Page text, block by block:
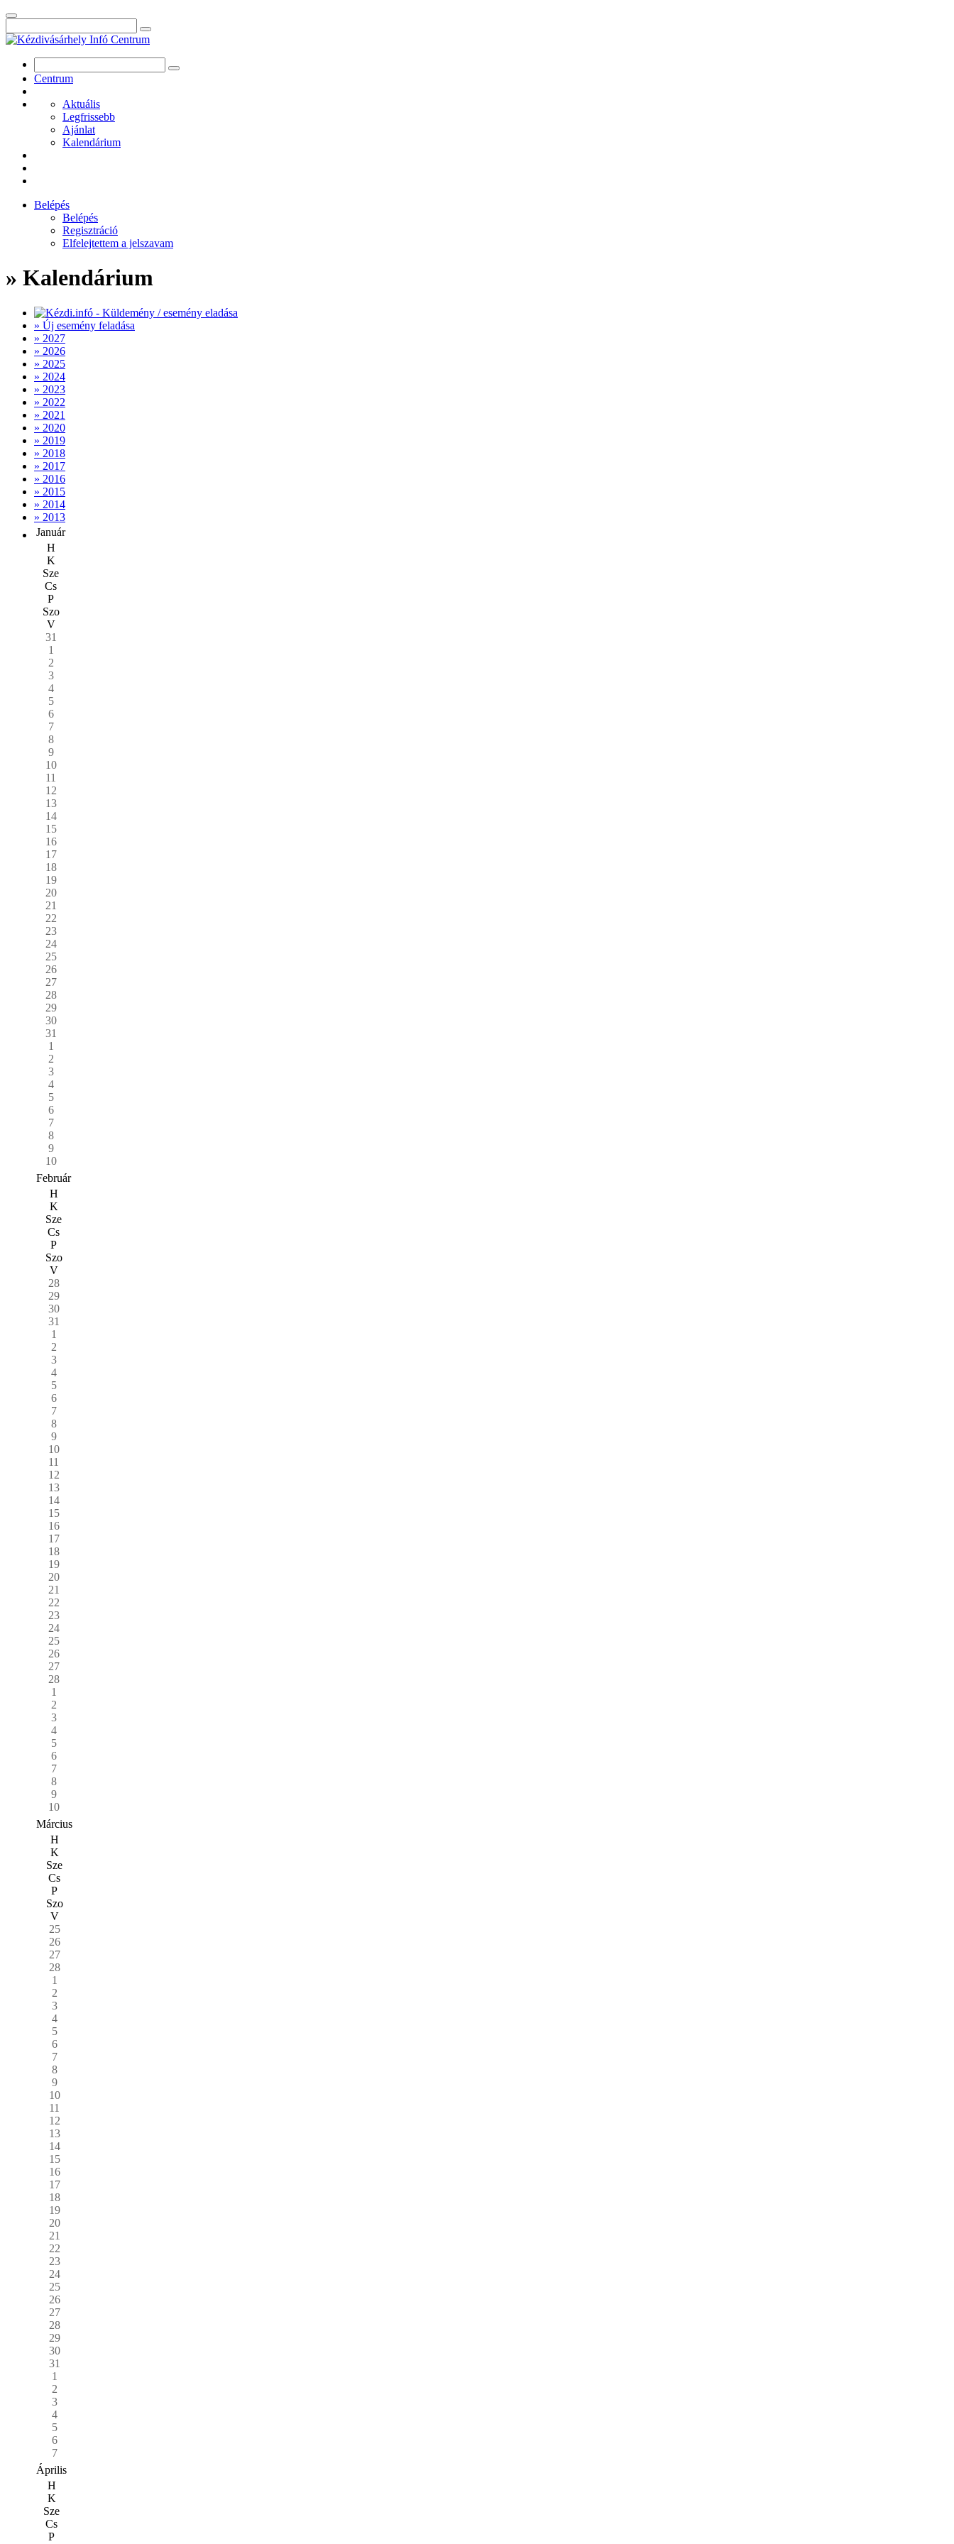
Centrum
Aktuális
Legfrissebb
Ajánlat
Kalendárium
Belépés
Belépés
Regisztráció
Elfelejtettem a jelszavam
» Kalendárium
» Új esemény feladása
» 2027
» 2026
» 2025
» 2024
» 2023
» 2022
» 2021
» 2020
» 2019
» 2018
» 2017
» 2016
» 2015
» 2014
» 2013
Január
H
K
Sze
Cs
P
Szo
V
31
1
2
3
4
5
6
7
8
9
10
11
12
13
14
15
16
17
18
19
20
21
22
23
24
25
26
27
28
29
30
31
1
2
3
4
5
6
7
8
9
10
Február
H
K
Sze
Cs
P
Szo
V
28
29
30
31
1
2
3
4
5
6
7
8
9
10
11
12
13
14
15
16
17
18
19
20
21
22
23
24
25
26
27
28
1
2
3
4
5
6
7
8
9
10
Március
H
K
Sze
Cs
P
Szo
V
25
26
27
28
1
2
3
4
5
6
7
8
9
10
11
12
13
14
15
16
17
18
19
20
21
22
23
24
25
26
27
28
29
30
31
1
2
3
4
5
6
7
Április
H
K
Sze
Cs
P